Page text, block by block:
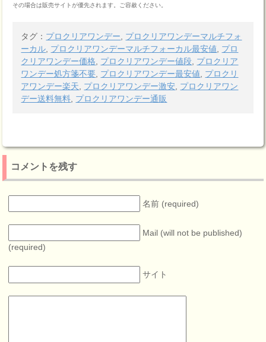
その場合は販売サイトが優先されます。ご容赦ください。
タグ： プロクリアワンデー
プロクリアワンデーマルチフォ
ーカル プロクリアワンデーマルチフォーカル最安値
プロ
クリアワンデー価格
プロクリアワンデー値段 プロクリア
ワンデー処方箋不要 プロクリアワンデー最安値
プロクリ
アワンデー楽天
プロクリアワンデー激安 プロクリアワン
デー送料無料 プロクリアワンデー通販
コメントを残す
名前 (required)
Mail (will not be published)
(required)
サイト